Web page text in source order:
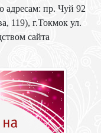
адресам: пр. Чуй 92
119), г.Токмок ул.
сайта